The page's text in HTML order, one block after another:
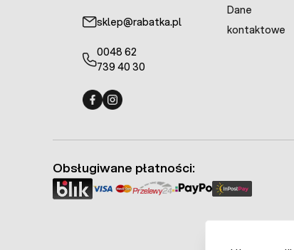
sklep@rabatka.pl
0048 62
739 40 30
Dane
kontaktowe
Obsługiwane płatności: